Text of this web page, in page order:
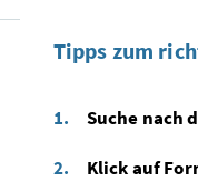
Tipps zum
Suche nach
Klick auf